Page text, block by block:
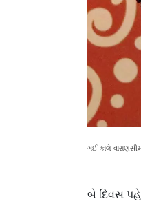
ગઈ કાલે
બે દિવસ